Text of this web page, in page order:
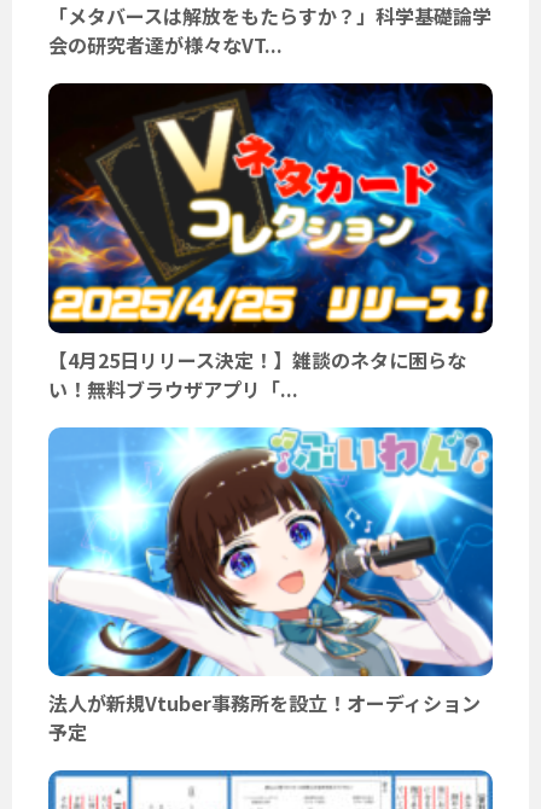
「メタバースは解放をもたらすか？」科学基礎論学
会の研究者達が様々なVT...
【4月25日リリース決定！】雑談のネタに困らな
い！無料ブラウザアプリ「...
法人が新規Vtuber事務所を設立！オーディション
予定